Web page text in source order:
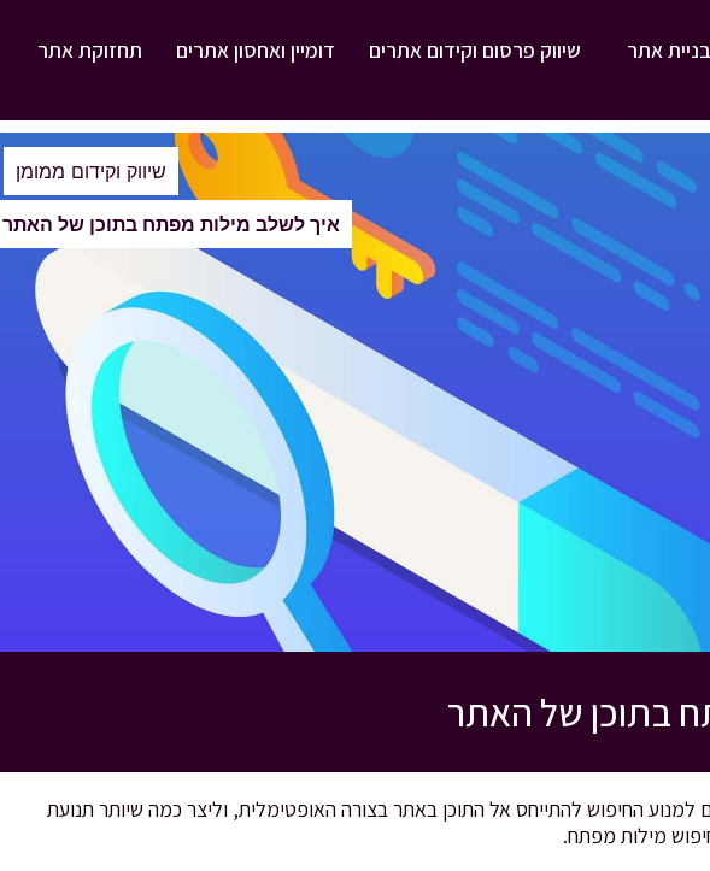
בניית אתר שיווק פרסום וקידום אתרים דומיין ואחסון אתרים תחזוקת אתר
שיווק וקידום ממומן
איך לשלב מילות מפתח בתוכן של האתר
בתוכן של האתר
למנוע החיפוש להתייחס אל התוכן באתר בצורה האופטימלית, וליצר כמה שיותר תנועת
מילות מפתח.